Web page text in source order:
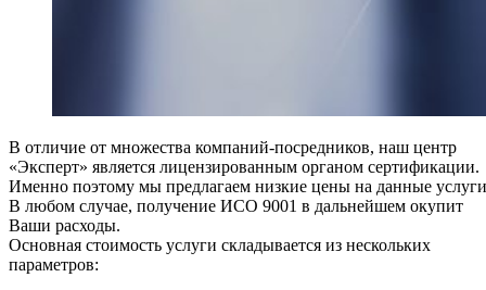
В отличие от множества компаний-посредников, наш центр
«Эксперт» является лицензированным органом сертификации.
Именно поэтому мы предлагаем низкие цены на данные
В любом случае, получение ИСО 9001 в дальнейшем окупит
Ваши расходы.
Основная стоимость услуги складывается из нескольких
параметров: